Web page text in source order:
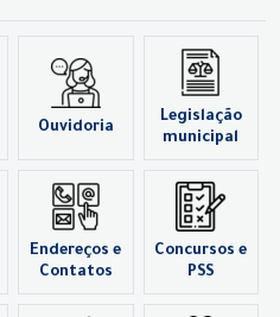
Ouvidoria
Legislação
municipal
Endereços e
Contatos
Concursos e
PSS